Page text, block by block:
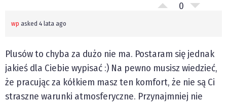
0
wp asked 4 lata ago
Plusów to chyba za dużo nie ma. Postaram się jednak
jakieś dla Ciebie wypisać :) Na pewno musisz wiedzieć,
że pracując za kółkiem masz ten komfort, że nie są Ci
straszne warunki atmosferyczne. Przynajmniej nie